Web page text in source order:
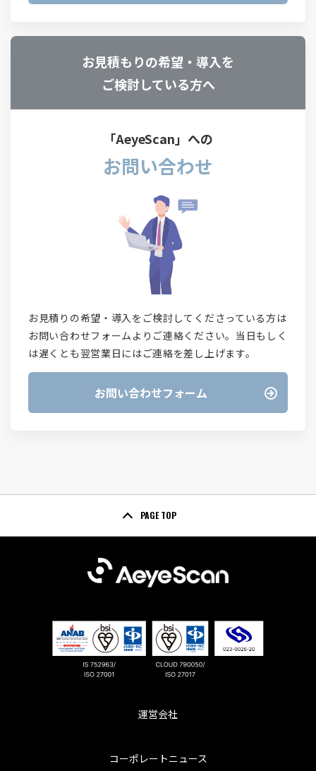
お見積もりの希望・導入を
ご検討している方へ
「AeyeScan」への
お問い合わせ
お見積りの希望・導入をご検討してくださっている方は
お問い合わせフォームよりご連絡ください。当日もしく
は遅くとも翌営業日にはご連絡を差し上げます。
お問い合わせフォーム
PAGE TOP
運営会社
コーポレートニュース